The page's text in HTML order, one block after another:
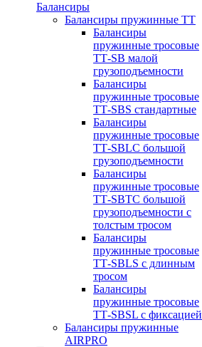
Балансиры
Балансиры пружинные TT
Балансиры
пружинные тросовые
ТТ-SB малой
грузоподъемности
Балансиры
пружинные тросовые
ТТ-SBS стандартные
Балансиры
пружинные тросовые
ТТ-SBLC большой
грузоподъемности
Балансиры
пружинные тросовые
ТТ-SBTC большой
грузоподъемности с
толстым тросом
Балансиры
пружинные тросовые
ТТ-SBLS с длинным
тросом
Балансиры
пружинные тросовые
ТТ-SBSL с фиксацией
Балансиры пружинные
AIRPRO